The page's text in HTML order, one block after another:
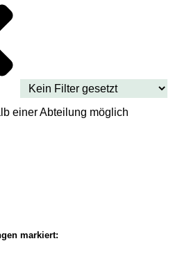
einer Abteilung möglich
markiert: